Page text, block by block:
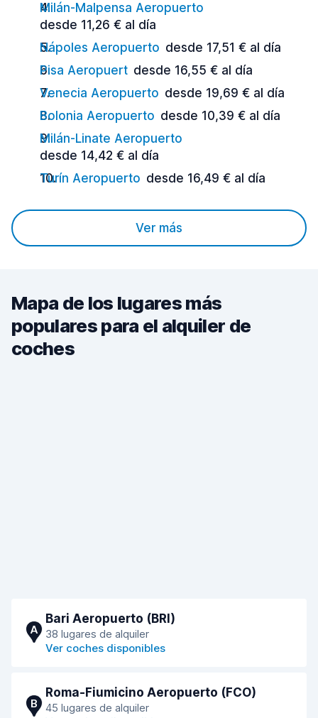
Milán-Malpensa Aeropuerto
desde 11,26 € al día
Nápoles Aeropuerto desde 17,51 € al día
Pisa Aeropuert desde 16,55 € al día
Venecia Aeropuerto desde 19,69 € al día
Bolonia Aeropuerto desde 10,39 € al día
Milán-Linate Aeropuerto
desde 14,42 € al día
Turín Aeropuerto desde 16,49 € al día
Ver más
Mapa de los lugares más
populares para el alquiler de
coches
A
Bari Aeropuerto (BRI)
38 lugares de alquiler
Ver coches disponibles
B
Roma-Fiumicino Aeropuerto (FCO)
45 lugares de alquiler